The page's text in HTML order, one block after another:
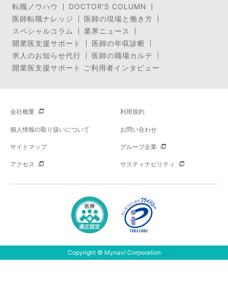
転職ノウハウ
DOCTOR’S COLUMN
医師転職ナレッジ
医師の現場と働き方
スペシャルコラム
業界ニュース
開業医支援サポート
医師の年収診断
求人のお知らせ代行
医師の職場カルテ
開業医支援サポート ご利用者インタビュー
会社概要 利用規約
個人情報の取り扱いについて お問い合わせ
サイトマップ グループ企業
アクセス サスティナビリティ
Copyright © Mynavi Corporation